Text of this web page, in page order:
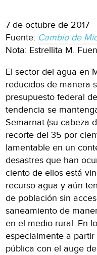
7 de octubre de 2017
Fuente: Cambio de
Nota: Estrellita M.
El sector del agua en
reducidos de manera
presupuesto federal
tendencia se
Semarnat (su cabeza
recorte del 35 por
lamentable en un
desastres que han
ciento de ellos está
recurso agua y aún
de población sin
saneamiento de
en el medio rural. En
especialmente a
pública con el auge